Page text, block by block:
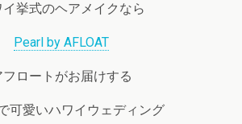
イ挙式のヘアメイクなら
Pearl by AFLOAT
フロートがお届けする
可愛いハワイウェディング